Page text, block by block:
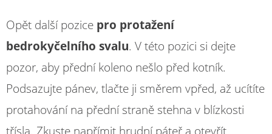
Opět další pozice pro protažení
bedrokyčelního svalu. V této pozici si dejte
pozor, aby přední koleno nešlo před kotník.
Podsazujte pánev, tlačte ji směrem vpřed, až ucítíte
protahování na přední straně stehna v blízkosti
třísla. Zkuste napřímit hrudní páteř a otevřít